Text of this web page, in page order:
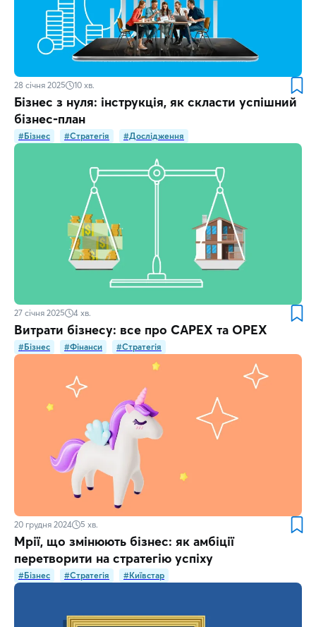
28 січня 2025 10 хв.
Бізнес з нуля: інструкція, як скласти успішний
бізнес-план
#Бізнес #Стратегія #Дослідження
27 січня 2025 4 хв.
Витрати бізнесу: все про CAPEX та OPEX
#Бізнес #Фінанси #Стратегія
20 грудня 2024 5 хв.
Мрії, що змінюють бізнес: як амбіції
перетворити на стратегію успіху
#Бізнес #Стратегія #Київстар